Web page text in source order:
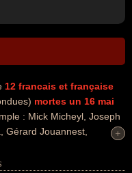
12 francais et française
mortes un 16 mai
: Mick Micheyl, Joseph
Gérard Jouannest,
Ces
+
+